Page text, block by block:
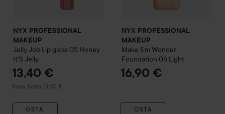
NYX PROFESSIONAL
MAKEUP
Jelly Job Lip gloss 05 Honey
It'S Jelly
13,40 €
Suos. hinta 13,90 €
Suositeltu hinta 13,90 €
OSTA
NYX PROFESSIONAL
MAKEUP
Make Em Wonder
Foundation 06 Light
16,90 €
OSTA